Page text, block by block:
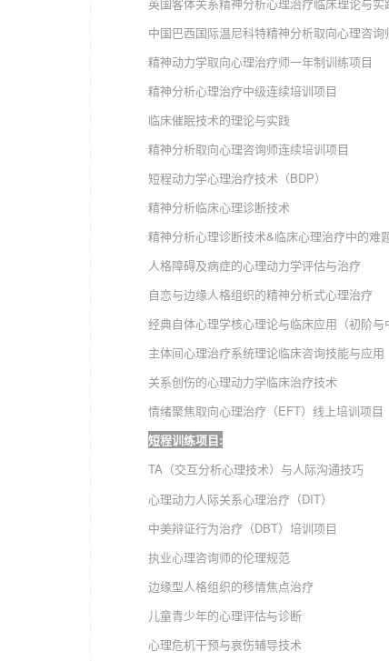
中国巴西国际温尼科特精神分析取向心理咨
精神动力学取向心理治疗师一年
精神分析心理治疗中级连续培
临床催眠技术的理论与
精神分析取向心理咨询师连续
短程动力学心理治疗技术（
精神分析临床心理诊断技
精神分析心理诊断技术&临床心理治疗中
人格障碍及病症的心理动力学评
自恋与边缘人格组织的精神分析式心理治疗
经典自体心理学核心理论与临床应用（
主体间心理治疗系统理论临床咨询
关系创伤的心理动力学临床治
情绪聚焦取向心理治疗（EFT）线
短程训练项目:
TA（交互分析心理技术）与人际
心理动力人际关系心理治疗（
中美辩证行为治疗（DBT）培训
执业心理咨询师的伦
边缘型人格组织的移情焦
儿童青少年的心理评估
心理危机干预与哀伤辅